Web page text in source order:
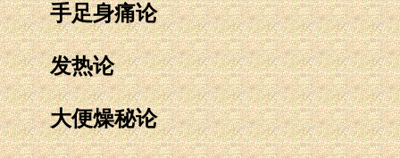
手足身痛论
发热论
大便燥秘论